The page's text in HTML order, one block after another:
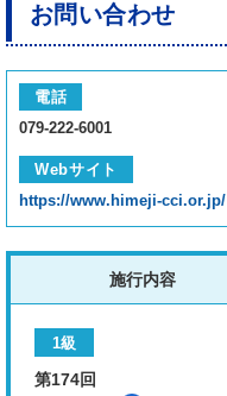
お問い合わせ
電話
079-222-6001
Webサイト
https://www.himeji-cci.or.jp/
施行内容
1級
第174回